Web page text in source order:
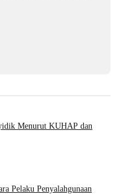
Menurut KUHAP dan
Pelaku Penyalahgunaan